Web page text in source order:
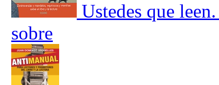
Ustedes que
sobre